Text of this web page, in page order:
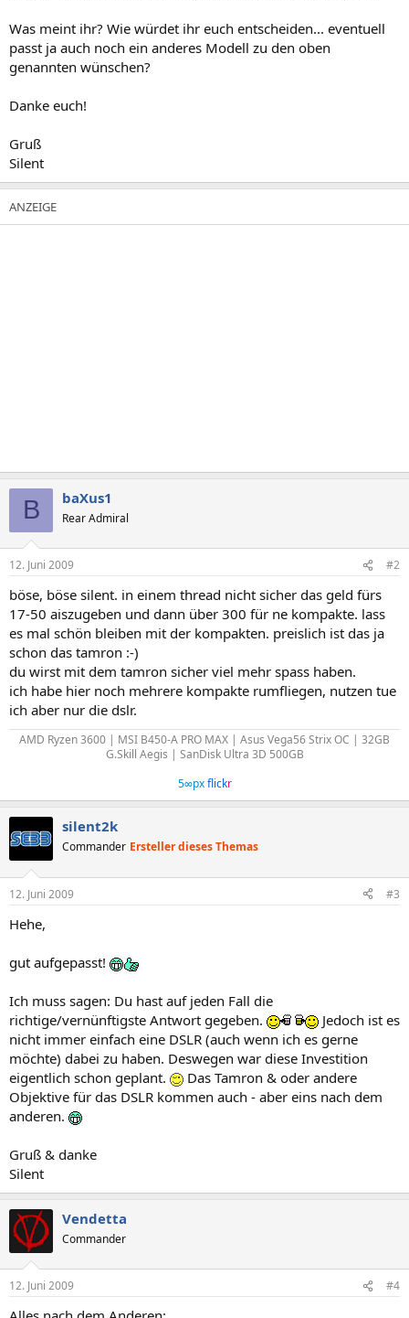
Was meint ihr? Wie würdet ihr euch entscheiden... eventuell
passt ja auch noch ein anderes Modell zu den oben
genannten wünschen?
Danke euch!
Gruß
Silent
B baXus1
Rear Admiral
12. Juni 2009 #2
böse, böse silent. in einem thread nicht sicher das geld fürs
17-50 aiszugeben und dann über 300 für ne kompakte. lass
es mal schön bleiben mit der kompakten. preislich ist das ja
schon das tamron :-)
du wirst mit dem tamron sicher viel mehr spass haben.
ich habe hier noch mehrere kompakte rumfliegen, nutzen tue
ich aber nur die dslr.
AMD Ryzen 3600 | MSI B450-A PRO MAX | Asus Vega56 Strix OC | 32GB
G.Skill Aegis | SanDisk Ultra 3D 500GB
5∞px flickr
silent2k
Commander Ersteller dieses Themas
12. Juni 2009 #3
Hehe,
gut aufgepasst!
Ich muss sagen: Du hast auf jeden Fall die
richtige/vernünftigste Antwort gegeben.
Jedoch ist es
nicht immer einfach eine DSLR (auch wenn ich es gerne
möchte) dabei zu haben. Deswegen war diese Investition
eigentlich schon geplant.
Das Tamron & oder andere
Objektive für das DSLR kommen auch - aber eins nach dem
anderen.
Gruß & danke
Silent
Vendetta
Commander
12. Juni 2009 #4